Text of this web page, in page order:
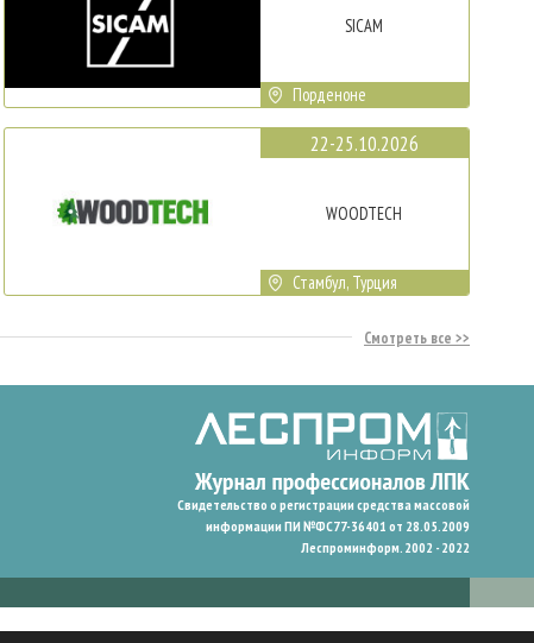
SICAM
Порденоне
22-25.10.2026
WOODTECH
Стамбул, Турция
Смотреть все
Свидетельство о регистрации средства массовой
информации ПИ №ФС77-36401 от 28.05.2009
Леспроминформ. 2002 - 2022